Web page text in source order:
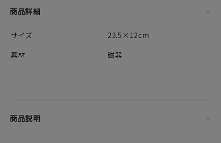
商品詳細
サイズ
23.5×12cm
素材
磁器
商品説明